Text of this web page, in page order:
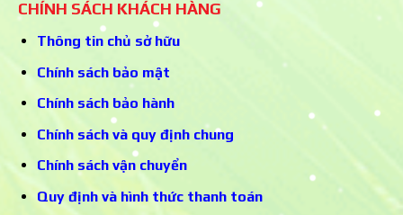
CHÍNH SÁCH KHÁCH HÀNG
Thông tin chủ sở hữu
Chính sách bảo mật
Chính sách bảo hành
Chính sách và quy định chung
Chính sách vận chuyển
Quy định và hình thức thanh toán